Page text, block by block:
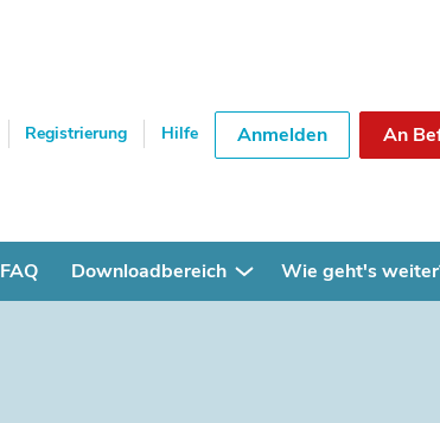
Registrierung Hilfe Anmelden An
FAQ Downloadbereich Wie geht's